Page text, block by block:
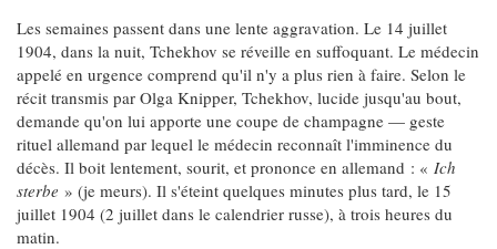
Les semaines passent dans une lente aggravation. Le 14 juillet
1904, dans la nuit, Tchekhov se réveille en suffoquant. Le médecin
appelé en urgence comprend qu'il n'y a plus rien à faire. Selon le
récit transmis par Olga Knipper, Tchekhov, lucide jusqu'au bout,
demande qu'on lui apporte une coupe de champagne — geste
rituel allemand par lequel le médecin reconnaît l'imminence du
décès. Il boit lentement, sourit, et prononce en allemand : « Ich
sterbe » (je meurs). Il s'éteint quelques minutes plus tard, le 15
juillet 1904 (2 juillet dans le calendrier russe), à trois heures du
matin.